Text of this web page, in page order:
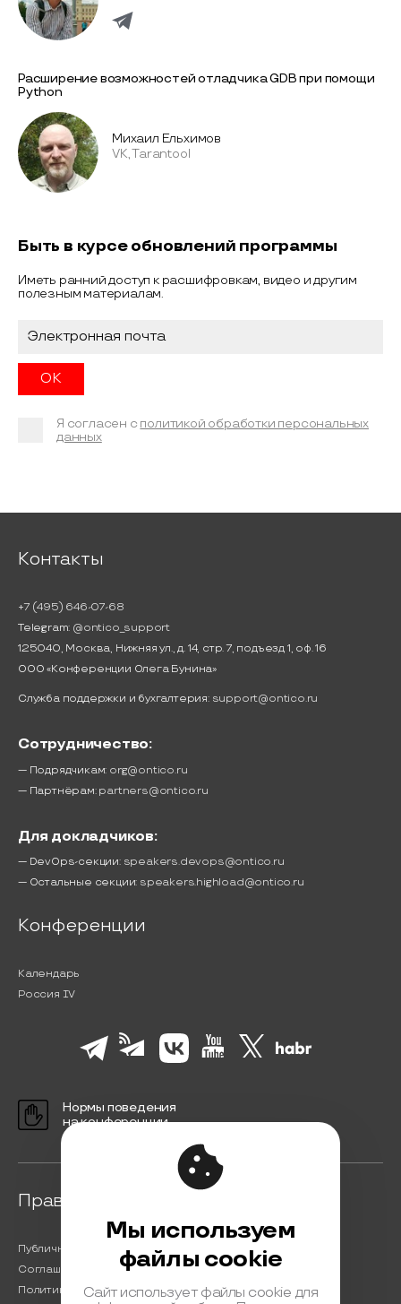
Расширение возможностей отладчика GDB при помощи
Python
Михаил Ельхимов
VK, Tarantool
Быть в курсе обновлений программы
Иметь ранний доступ к расшифровкам, видео и другим
полезным материалам.
Я согласен с политикой обработки персональных
данных
Контакты
+7 (495) 646-07-68
Telegram: @ontico_support
125040, Москва, Нижняя ул., д. 14, стр. 7, подъезд 1, оф. 16
ООО «Конференции Олега Бунина»
Служба поддержки и бухгалтерия: support@ontico.ru
Сотрудничество:
— Подрядчикам: org@ontico.ru
— Партнёрам: partners@ontico.ru
Для докладчиков:
— DevOps-секции: speakers.devops@ontico.ru
— Остальные секции: speakers.highload@ontico.ru
Конференции
Календарь
Россия IV
Нормы поведения
на конференции
Правовая информация
Публичная оферта
Соглашение на обработку персональных данных
Политика обработки персональных данных
Мы используем
файлы cookie
Сайт использует файлы cookie для